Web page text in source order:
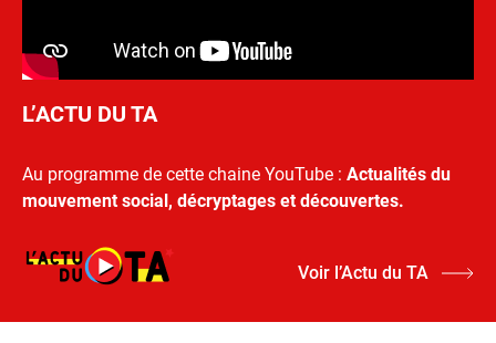
L’ACTU DU TA
Au programme de cette chaine YouTube : Actualités du
mouvement social, décryptages et découvertes.
Voir l’Actu du TA